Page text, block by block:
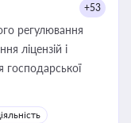
+53
регулювання
ліцензій і
господарської